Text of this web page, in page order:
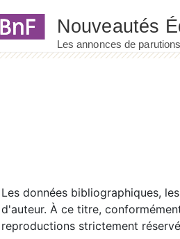
Les données bibliographiques,
d'auteur. À ce titre,
reproductions strictement